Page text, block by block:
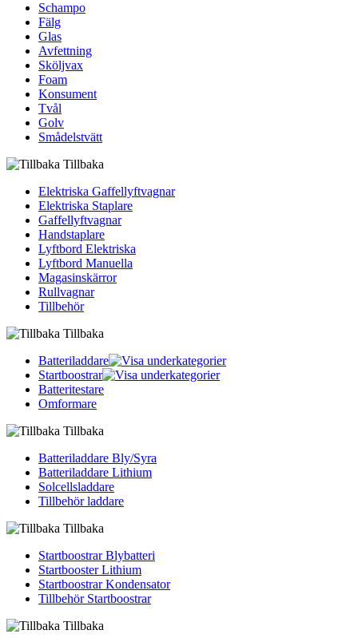
Schampo
Fälg
Glas
Avfettning
Sköljvax
Foam
Konsument
Tvål
Golv
Smådelstvätt
Tillbaka
Elektriska Gaffellyftvagnar
Elektriska Staplare
Gaffellyftvagnar
Handstaplare
Lyftbord Elektriska
Lyftbord Manuella
Magasinskärror
Rullvagnar
Tillbehör
Tillbaka
Batteriladdare
Startboostrar
Batteritestare
Omformare
Tillbaka
Batteriladdare Bly/Syra
Batteriladdare Lithium
Solcellsladdare
Tillbehör laddare
Tillbaka
Startboostrar Blybatteri
Startbooster Lithium
Startboostrar Kondensator
Tillbehör Startboostrar
Tillbaka